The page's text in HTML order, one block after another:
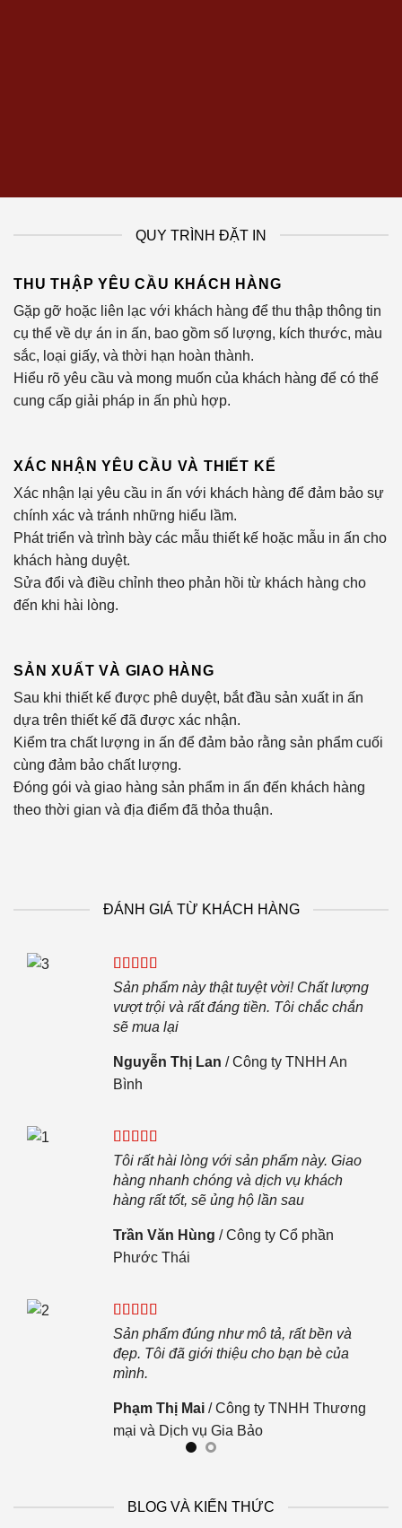
QUY TRÌNH ĐẶT IN
THU THẬP YÊU CẦU KHÁCH HÀNG
Gặp gỡ hoặc liên lạc với khách hàng để thu thập thông tin
cụ thể về dự án in ấn, bao gồm số lượng, kích thước, màu
sắc, loại giấy, và thời hạn hoàn thành.
Hiểu rõ yêu cầu và mong muốn của khách hàng để có thể
cung cấp giải pháp in ấn phù hợp.
XÁC NHẬN YÊU CẦU VÀ THIẾT KẾ
Xác nhận lại yêu cầu in ấn với khách hàng để đảm bảo sự
chính xác và tránh những hiểu lầm.
Phát triển và trình bày các mẫu thiết kế hoặc mẫu in ấn cho
khách hàng duyệt.
Sửa đổi và điều chỉnh theo phản hồi từ khách hàng cho
đến khi hài lòng.
SẢN XUẤT VÀ GIAO HÀNG
Sau khi thiết kế được phê duyệt, bắt đầu sản xuất in ấn
dựa trên thiết kế đã được xác nhận.
Kiểm tra chất lượng in ấn để đảm bảo rằng sản phẩm cuối
cùng đảm bảo chất lượng.
Đóng gói và giao hàng sản phẩm in ấn đến khách hàng
theo thời gian và địa điểm đã thỏa thuận.
ĐÁNH GIÁ TỪ KHÁCH HÀNG
Sản phẩm này thật tuyệt vời! Chất lượng
vượt trội và rất đáng tiền. Tôi chắc chắn
sẽ mua lại
Nguyễn Thị Lan /Công ty TNHH An
Bình
Tôi rất hài lòng với sản phẩm này. Giao
hàng nhanh chóng và dịch vụ khách
hàng rất tốt, sẽ ủng hộ lần sau
Trần Văn Hùng /Công ty Cổ phần
Phước Thái
Sản phẩm đúng như mô tả, rất bền và
đẹp. Tôi đã giới thiệu cho bạn bè của
mình.
Phạm Thị Mai /Công ty TNHH Thương
mại và Dịch vụ Gia Bảo
BLOG VÀ KIẾN THỨC